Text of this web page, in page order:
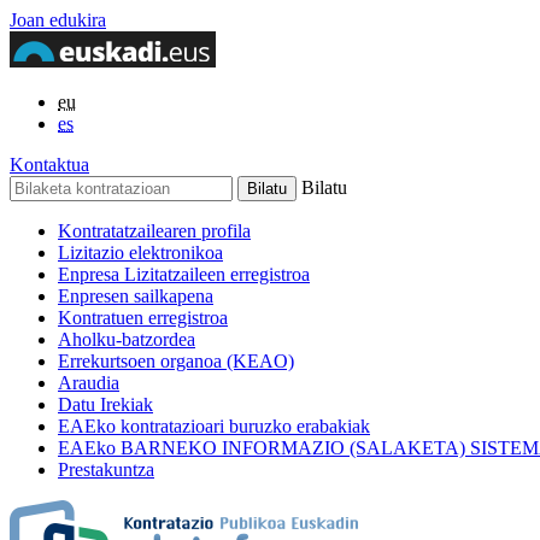
Joan edukira
eu
es
Kontaktua
Bilatu
Kontratatzailearen profila
Lizitazio elektronikoa
Enpresa Lizitatzaileen erregistroa
Enpresen sailkapena
Kontratuen erregistroa
Aholku-batzordea
Errekurtsoen organoa (KEAO)
Araudia
Datu Irekiak
EAEko kontratazioari buruzko erabakiak
EAEko BARNEKO INFORMAZIO (SALAKETA)
Prestakuntza